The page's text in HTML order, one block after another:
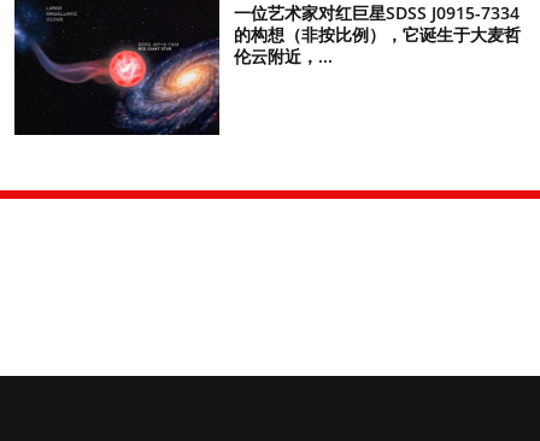
一位艺术家对红巨星SDSS J0915-7334
的构想（非按比例），它诞生于大麦哲
伦云附近，...